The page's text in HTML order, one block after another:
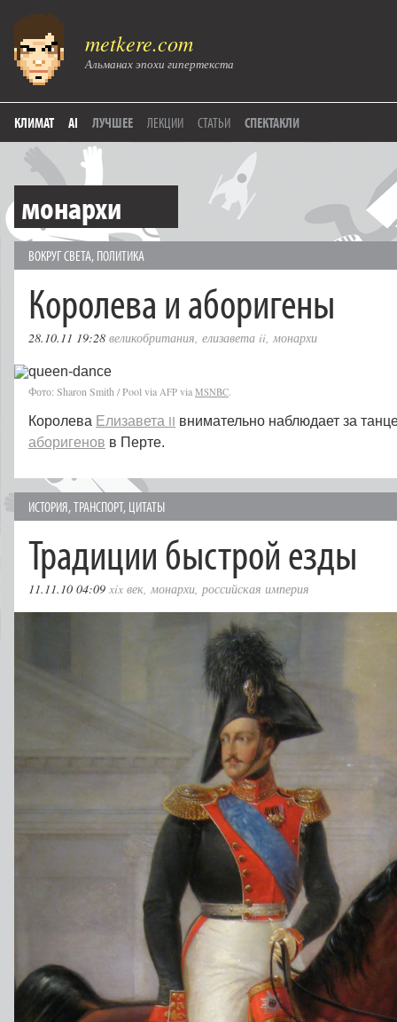
metkere.com
Альманах эпохи гипертекста
КЛИМАТ AI ЛУЧШЕЕ ЛЕКЦИИ СТАТЬИ СПЕКТАКЛИ
монархи
ВОКРУГ СВЕТА, ПОЛИТИКА
Королева и аборигены
28.10.11 19:28 великобритания, елизавета ii,монархи
Фото: Sharon Smith / Pool via AFP via MSNBC
Королева Елизавета II внимательно наблюдает за
аборигенов в Перте.
ИСТОРИЯ,ТРАНСПОРТ, ЦИТАТЫ
Традиции быстрой езды
11.11.10 04:09 xix век,монархи, российская империя